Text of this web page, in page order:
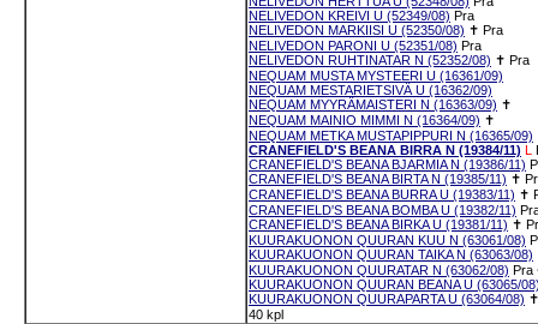
NELIVEDON KREIVI U (52349/08) Pra
NELIVEDON MARKIISI U (52350/08) ✝ Pra
NELIVEDON PARONI U (52351/08) Pra
NELIVEDON RUHTINATAR N (52352/08) ✝ Pra
NEQUAM MUSTA MYSTEERI U (16361/09)
NEQUAM MESTARIETSIVÄ U (16362/09)
NEQUAM MYYRÄMAISTERI N (16363/09) ✝
NEQUAM MAINIO MIMMI N (16364/09) ✝
NEQUAM METKA MUSTAPIPPURI N (16365/09)
CRANEFIELD'S BEANA BIRRA N (19384/11) L
CRANEFIELD'S BEANA BJARMIA N (19386/11)
CRANEFIELD'S BEANA BIRTA N (19385/11) ✝
CRANEFIELD'S BEANA BURRA U (19383/11) ✝
CRANEFIELD'S BEANA BOMBA U (19382/11)
CRANEFIELD'S BEANA BIRKA U (19381/11) ✝
KUURAKUONON QUURAN KUU N (63061/08)
KUURAKUONON QUURAN TAIKA N (63063/08)
KUURAKUONON QUURATAR N (63062/08) Pra
KUURAKUONON QUURAN BEANA U (63065/
KUURAKUONON QUURAPARTA U (63064/08)
40 kpl